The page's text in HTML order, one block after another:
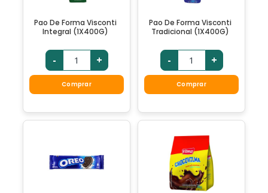
Pao De Forma Visconti
Integral (1X400G)
- +
Comprar
Pao De Forma Visconti
Tradicional (1X400G)
- +
Comprar